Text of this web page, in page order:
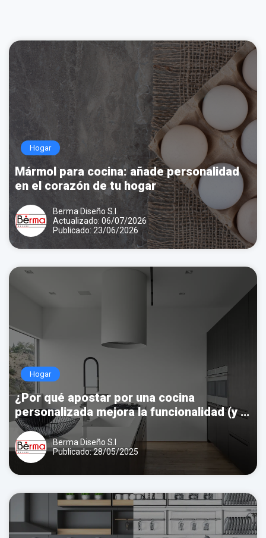
Hogar
Mármol para cocina: añade personalidad
en el corazón de tu hogar
Berma Diseño S.l
Actualizado: 06/07/2026
Publicado: 23/06/2026
Hogar
¿Por qué apostar por una cocina
personalizada mejora la funcionalidad (y el
valor) de tu hogar?
Berma Diseño S.l
Publicado: 28/05/2025